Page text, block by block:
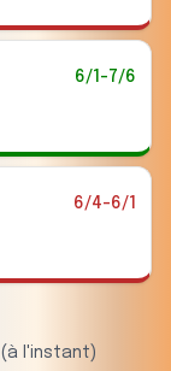
6/1-7/6
6/4-6/1
(à l'instant)